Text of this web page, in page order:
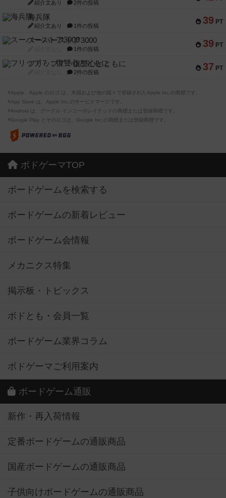
紹介文あり 2件の投稿
39 PT
海兵隊
紹介文あり 1件の投稿
39 PT
スーパーストア3000
1件の投稿
37 PT
フリップ７：復讐心とともに
2件の投稿
※Apple、Apple のロゴ は、米国および他の国々で登録されたApple Inc.の商標です。
※App Store は、Apple Inc.のサービスマークです。
※Android は、グーグル インコーポレイテッドの商標または登録商標です。
※Google Play とそのロゴは、Google Inc.の商標または登録商標です。
ボドゲーマTOP
ボードゲームを検索する
ボードゲームの新着レビュー
ボードゲーム会情報
メカニクス特集
掲示板・トピックス
ボドとも・会員一覧
ボードゲーム業界コラム
ボドゲーマご利用案内
ボードゲーム通販
新作・再入荷情報
定番ボードゲームの通販商品
国産ボードゲームの通販商品
子供向けボードゲームの通販商品